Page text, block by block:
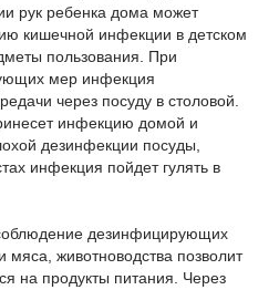
рук ребенка дома может
кишечной инфекции в детском
пользования. При
мер инфекция
через посуду в столовой.
инфекцию домой и
дезинфекции посуды,
инфекция пойдет гулять в
дезинфицирующих
мяса, животноводства позволит
на продукты питания. Через